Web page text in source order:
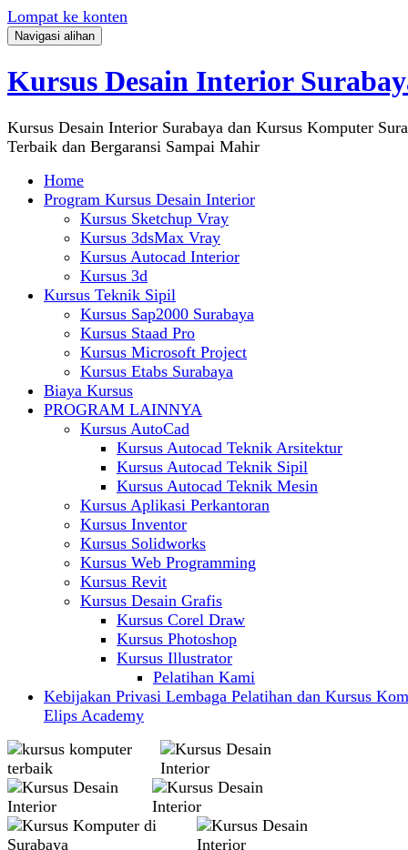
Lompat ke konten
Navigasi alihan
Kursus Desain Interior
Kursus Desain Interior Surabaya dan Kursus Komputer
Terbaik dan Bergaransi Sampai Mahir
Home
Program Kursus Desain Interior
Kursus Sketchup Vray
Kursus 3dsMax Vray
Kursus Autocad Interior
Kursus 3d
Kursus Teknik Sipil
Kursus Sap2000 Surabaya
Kursus Staad Pro
Kursus Microsoft Project
Kursus Etabs Surabaya
Biaya Kursus
PROGRAM LAINNYA
Kursus AutoCad
Kursus Autocad Teknik Arsitektur
Kursus Autocad Teknik Sipil
Kursus Autocad Teknik Mesin
Kursus Aplikasi Perkantoran
Kursus Inventor
Kursus Solidworks
Kursus Web Programming
Kursus Revit
Kursus Desain Grafis
Kursus Corel Draw
Kursus Photoshop
Kursus Illustrator
Pelatihan Kami
Kebijakan Privasi Lembaga Pelatihan dan Kursus
Elips Academy